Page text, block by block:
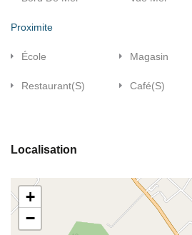
Proximite
École Magasin
Restaurant(s) Café(s)
Localisation
+
−